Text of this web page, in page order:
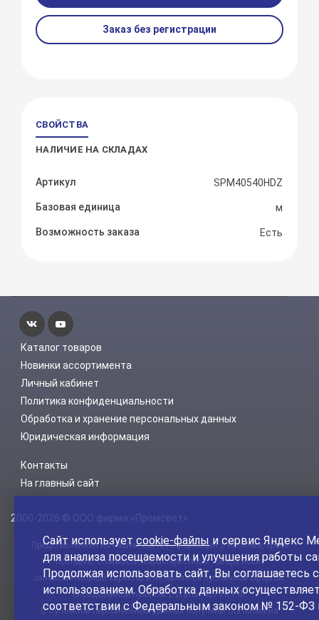
Заказ без регистрации
СВОЙСТВА
НАЛИЧИЕ НА СКЛАДАХ
Артикул SPM40540HDZ
Базовая единица м
Возможность заказа Есть
Каталог товаров
Новинки ассортимента
Личный кабинет
Политика конфиденциальности
Обработка и хранение персональных данных
Юридическая информация
Контакты
На главный сайт
2000-2026 © ООО фирма «Промсвет»
Представленная на нашем сайте информация о наличии, сроке
поставки, стоимости, характеристиках товара носит
ознакомительный характер и не является публичной офертой,
определенной пунктом 2 статьи 437 ГК РФ.
С Субъектов персональных данных получены Согласия на
Сайт используетcookie-файлы и сервис Яндекс
для анализа посещаемости и улучшения работы
Продолжая использовать сайт, Вы соглашаетесь
использованием. Обработка данных
соответствии с Федеральным законом № 152-ФЗ